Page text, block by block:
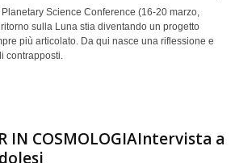
Planetary Science Conference (16-20 marzo,
sulla Luna stia diventando un progetto
più articolato. Da qui nasce una riflessione e
contrapposti.
IN COSMOLOGIAIntervista a